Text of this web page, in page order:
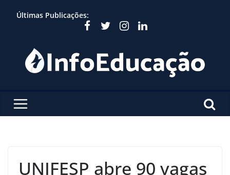
Últimas Publicações:
UNIFESP abre 90 vagas